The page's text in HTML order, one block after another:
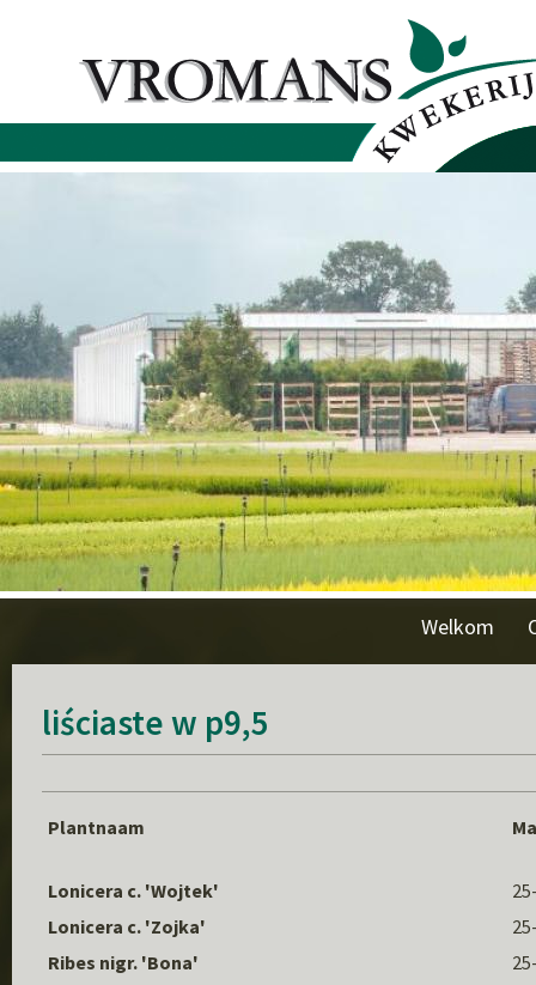
Welkom
liściaste w p9,5
Plantnaam
Lonicera c. 'Wojtek'
Lonicera c. 'Zojka'
Ribes nigr. 'Bona'